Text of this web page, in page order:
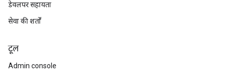
डेवलपर सहायता
सेवा की शर्तों
टूल
Admin console